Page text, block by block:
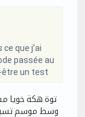
ce que j’ai
passée au
être un test
توة هكة خويا
وسط موسم